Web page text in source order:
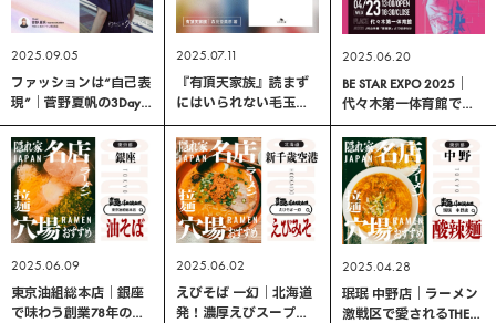
2025.09.05
ファッションは“自己表
現”｜菅野夏帆の3Days
スタイル
2025.07.11
『有頂天家族』読まず
にはいられない毛玉フ
ァンタジー｜森見登美
彦 著
2025.06.20
BE STAR EXPO 2025｜
代々木第一体育館での
ヘアショー出演レポー
ト！
2025.06.09
東京油組総本店｜銀座
で味わう創業78年の油
2025.06.02
えびそば 一幻｜北海道
発！濃厚えびスープと
2025.04.28
珉珉 中野店｜ラーメン
激戦区で愛されるTHE町